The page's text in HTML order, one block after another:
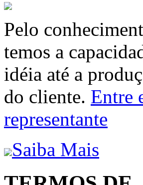
Pelo
temos a
idéia até a
do cliente. Entre
representante
Saiba Mais